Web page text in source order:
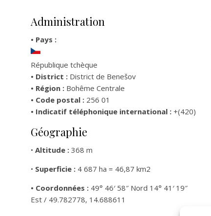
Administration
• Pays :
République tchèque
• District : District de Benešov
• Région : Bohême Centrale
• Code postal : 256 01
• Indicatif téléphonique international : +(420)
Géographie
• Altitude : 368 m
• Superficie : 4 687 ha = 46,87 km2
• Coordonnées : 49° 46′ 58″ Nord 14° 41′ 19″
Est / 49.782778, 14.688611